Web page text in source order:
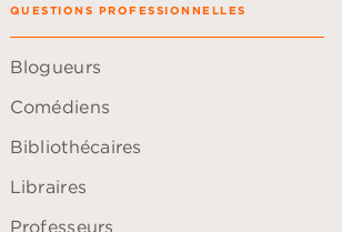
QUESTIONS PROFESSIONNELLES
Blogueurs
Comédiens
Bibliothécaires
Libraires
Professeurs